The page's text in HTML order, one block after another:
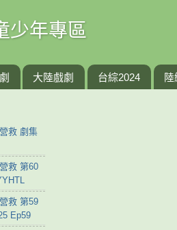
少年專區
大陸戲劇 台綜2024 陸
救 劇集
救 第60
救 第59
Ep59